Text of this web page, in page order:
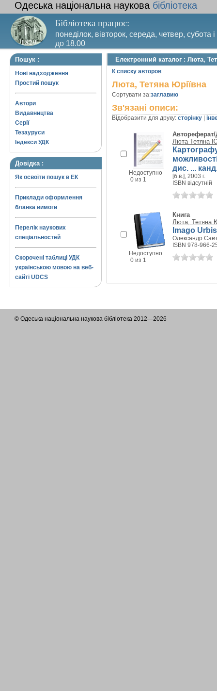
Одеська національна наукова бібліотека
Бібліотека працює:
понеділок, вівторок, середа, четвер, субота
до 18.00
Вихідний день – п’ятниця. Останній четвер
Пошук :
Нові надходження
Простий пошук
Автори
Видавництва
Серії
Тезауруси
Індекси УДК
Довідка :
Як освоїти пошук в ЕК
Приклади оформлення
бланка вимоги
Перелік наукових
спеціальностей
Скорочені таблиці УДК
українською мовою на веб-
сайті UDCS
Електронний каталог : Люта,
К списку авторов
Люта, Тетяна Юріївна
Сортувати за:заглавию
Зв'язані описи:
Відобразити для друку: сторінку
Недоступно
0 из 1
Автореферат/
Люта Тетяна
дис. ...
[б.в.], 2003 г.
ISBN відсутній
Недоступно
0 из 1
Книга
Люта, Тетяна
Imago
Олександр
ISBN 978-966-
© Одеська національна наукова бібліотека 2012—2026